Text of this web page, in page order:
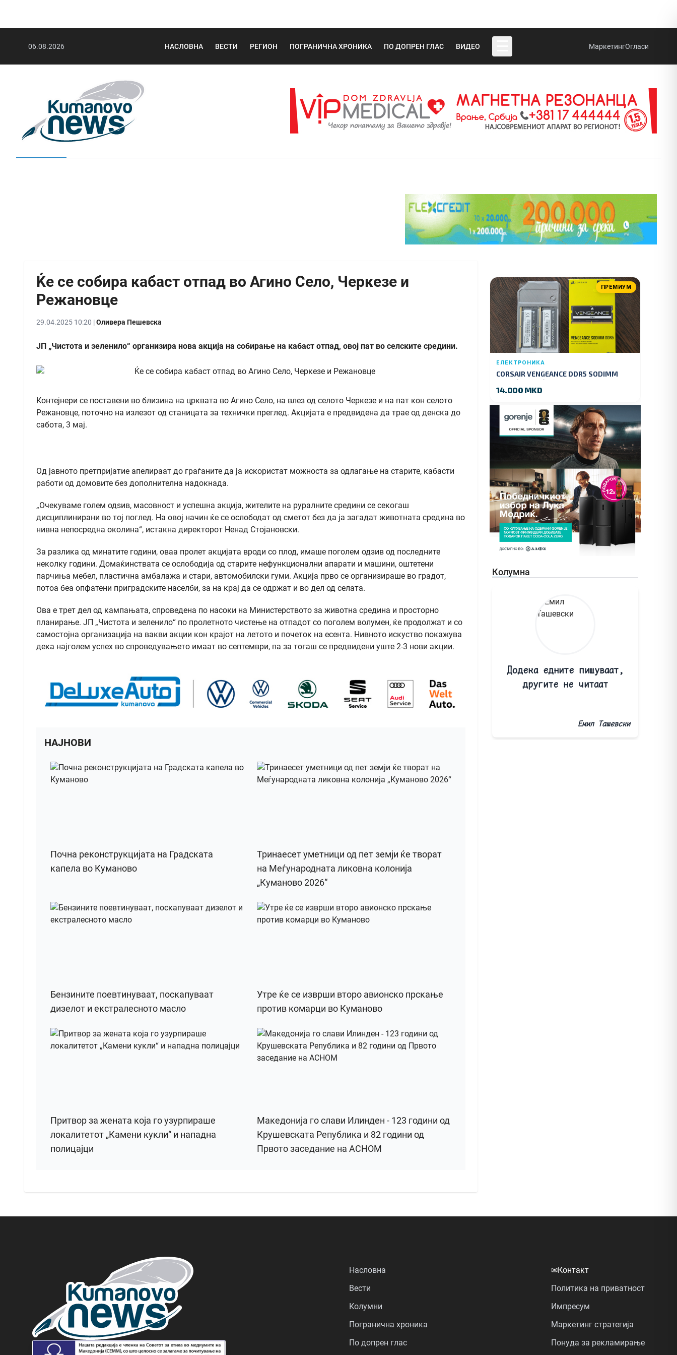
06.08.2026 НАСЛОВНА ВЕСТИ РЕГИОН ПОГРАНИЧНА ХРОНИКА ПО ДОПРЕН ГЛАС ВИДЕО МаркетингОгласи
Ќе се собира кабаст отпад во Агино Село, Черкезе и
Режановце
29.04.2025 10:20 |Оливера Пешевска
ЈП „Чистота и зеленило“ организира нова акција на собирање на кабаст отпад, овој пат во селските средини.
Контејнери се поставени во близина на црквата во Агино Село, на влез од селото Черкезе и на пат кон селото
Режановце, поточно на излезот од станицата за технички преглед. Акцијата е предвидена да трае од денска до
сабота, 3 мај.
Од јавното претпријатие апелираат до граѓаните да ја искористат можноста за одлагање на старите, кабасти
работи од домовите без дополнителна надокнада.
„Очекуваме голем одѕив, масовност и успешна акција, жителите на руралните средини се секогаш
дисциплинирани во тој поглед. На овој начин ќе се ослободат од сметот без да ја загадат животната средина во
нивна непосредна околина“, истакна директорот Ненад Стојановски.
За разлика од минатите години, оваа пролет акцијата вроди со плод, имаше поголем одзив од последните
неколку години. Домаќинствата се ослободија од старите нефункционални апарати и машини, оштетени
парчиња мебел, пластична амбалажа и стари, автомобилски гуми. Акција прво се организираше во градот,
потоа беа опфатени приградските населби, за на крај да се одржат и во дел од селата.
Ова е трет дел од кампањата, спроведена по насоки на Министерството за животна средина и просторно
планирање. ЈП „Чистота и зеленило“ по пролетното чистење на отпадот со поголем волумен, ќе продолжат и со
самостојна организација на вакви акции кон крајот на летото и почеток на есента. Нивното искуство покажува
дека најголем успех во спроведувањето имаат во септември, па за тогаш се предвидени уште 2-3 нови акции.
НАЈНОВИ
Почна реконструкцијата на Градската
капела во Куманово
Тринаесет уметници од пет земји ќе творат
на Меѓународната ликовна колонија
„Куманово 2026“
Бензините поевтинуваат, поскапуваат
дизелот и екстралесното масло
Утре ќе се изврши второ авионско прскање
против комарци во Куманово
Притвор за жената која го узурпираше
локалитетот „Камени кукли“ и нападна
полицајци
Македонија го слави Илинден - 123 години од
Крушевската Република и 82 години од
Првото заседание на АСНОМ
ПРЕМИУМ
ЕЛЕКТРОНИКА
CORSAIR VENGEANCE DDR5 SODIMM
32GB (2x16GB) DDR5 4800MT/s
14.000 MKD
Колумна
Додека едните пишуваат,
другите не читаат
Емил Ташевски
Насловна
Вести
Колумни
Погранична хроника
По допрен глас
✉Контакт
Политика на приватност
Импресум
Маркетинг стратегија
Понуда за рекламирање